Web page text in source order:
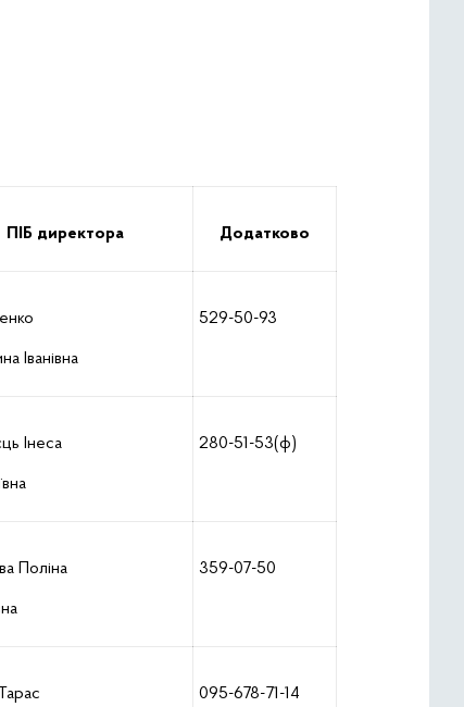
ПІБ директора Додатково
Іванівна
529-50-93
Інеса 280-51-53(ф)
Поліна 359-07-50
095-678-71-14